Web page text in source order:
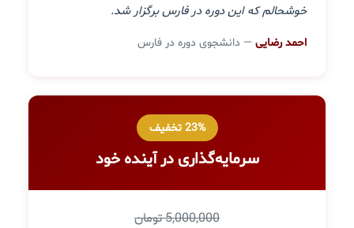
خوشحالم که این دوره در فارس برگزار شد.
احمد رضایی — دانشجوی دوره در فارس
23% تخفیف
سرمایه‌گذاری در آینده خود
5,000,000 تومان